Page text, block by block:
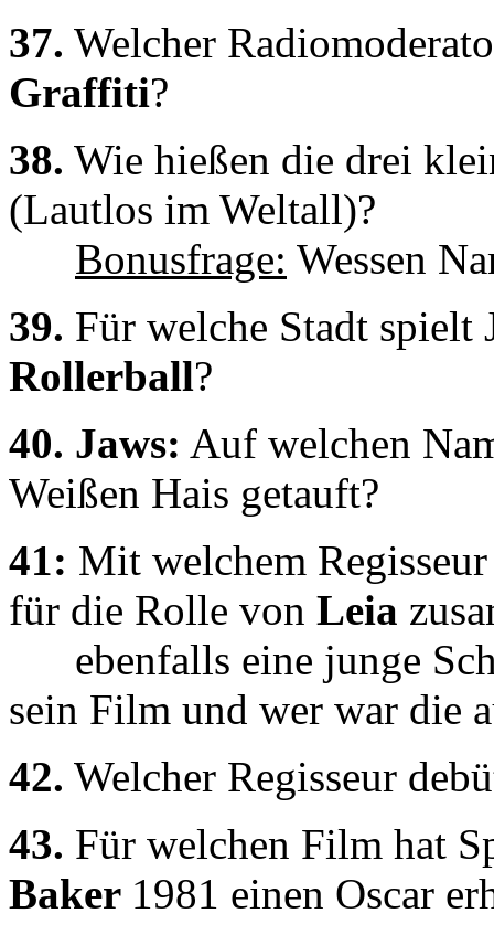
37. Welcher
Graffiti?
38. Wie hießen die drei
(Lautlos im Weltall)?
Bonusfrage: Wessen
39. Für welche Stadt spielt
Rollerball?
40. Jaws: Auf welchen
Weißen Hais getauft?
41: Mit welchem
für die Rolle von Leia
ebenfalls eine junge
sein Film und wer war die
42. Welcher Regisseur
43. Für welchen Film hat
Baker 1981 einen Oscar